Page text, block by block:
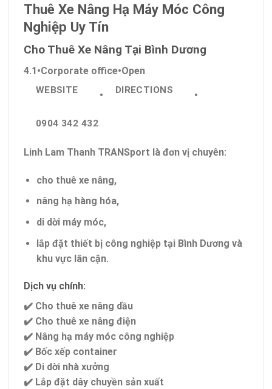
Thuê Xe Nâng Hạ Máy Móc Công
Nghiệp Uy Tín
Cho Thuê Xe Nâng Tại Bình Dương
4.1•Corporate office•Open
WEBSITE • DIRECTIONS •
0904 342 432
Linh Lam Thanh TRANSport là đơn vị chuyên:
cho thuê xe nâng,
nâng hạ hàng hóa,
di dời máy móc,
lắp đặt thiết bị công nghiệp tại Bình Dương và
khu vực lân cận.
Dịch vụ chính:
✔️ Cho thuê xe nâng dầu
✔️ Cho thuê xe nâng điện
✔️ Nâng hạ máy móc công nghiệp
✔️ Bốc xếp container
✔️ Di dời nhà xưởng
✔️ Lắp đặt dây chuyền sản xuất